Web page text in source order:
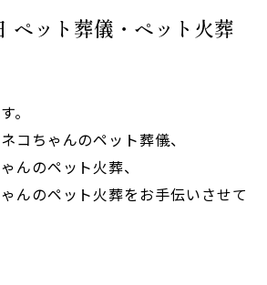
ペット葬儀・ペット火葬
。
コちゃんのペット葬儀、
んのペット火葬、
んのペット火葬をお手伝いさせて